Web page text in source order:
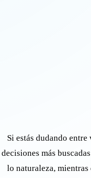
Si estás dudando
decisiones más
lo naturaleza,